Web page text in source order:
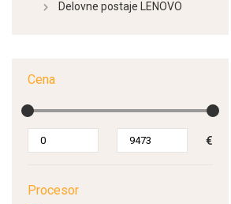
Delovne postaje LENOVO
Cena
€
Procesor